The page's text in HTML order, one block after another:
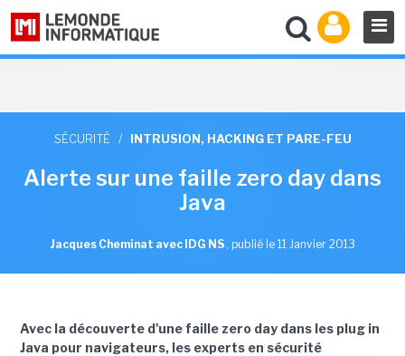
SÉCURITÉ / INTRUSION, HACKING ET PARE-FEU
Alerte sur une faille zero day dans
Java
Jacques Cheminat avec IDG NS , publié le 11 Janvier 2013
Avec la découverte d'une faille zero day dans les plug in
Java pour navigateurs, les experts en sécurité